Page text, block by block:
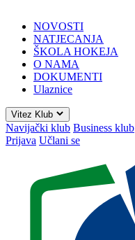
NOVOSTI
NATJECANJA
ŠKOLA HOKEJA
O NAMA
DOKUMENTI
Ulaznice
Vitez Klub
Navijački klub Business klub
Prijava Učlani se